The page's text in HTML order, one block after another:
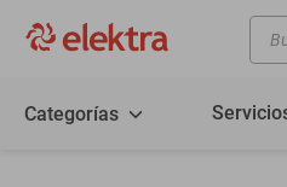
Categorías